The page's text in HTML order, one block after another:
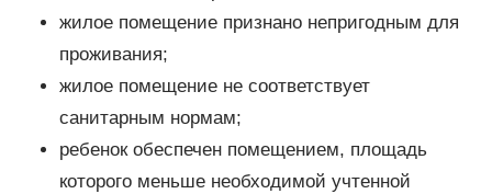
жилое помещение признано непригодным для
проживания;
жилое помещение не соответствует
санитарным нормам;
ребенок обеспечен помещением, площадь
которого меньше необходимой учтенной